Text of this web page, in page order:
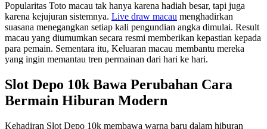
Popularitas Toto macau tak hanya karena hadiah besar, tapi juga
karena kejujuran sistemnya. Live draw macau menghadirkan
suasana menegangkan setiap kali pengundian angka dimulai. Result
macau yang diumumkan secara resmi memberikan kepastian kepada
para pemain. Sementara itu, Keluaran macau membantu mereka
yang ingin memantau tren permainan dari hari ke hari.
Slot Depo 10k Bawa Perubahan Cara
Bermain Hiburan Modern
Kehadiran Slot Depo 10k membawa warna baru dalam hiburan